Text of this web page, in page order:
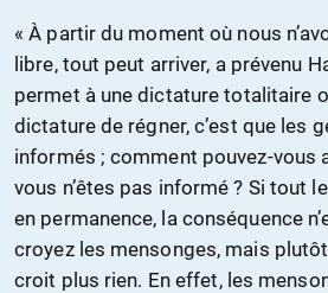
« À partir du moment où nous
libre, tout peut arriver, a prévenu
permet à une dictature totalitaire
dictature de régner, c’est que les
informés ; comment pouvez-vous
vous n’êtes pas informé ? Si tout
en permanence, la conséquence
croyez les mensonges, mais
croit plus rien. En effet, les